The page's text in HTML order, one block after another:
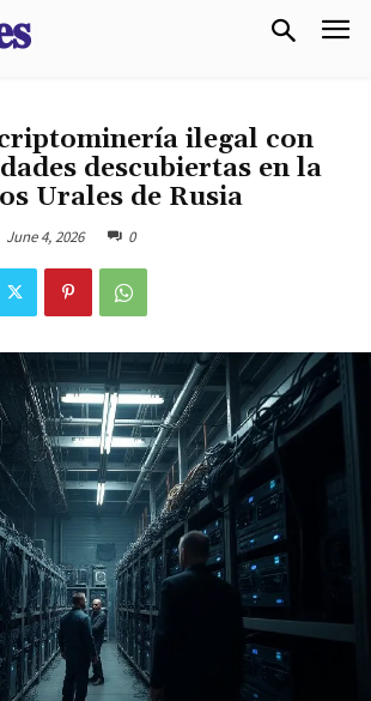
ilegal con
descubiertas en la
Urales de Rusia
June 4, 2026 0